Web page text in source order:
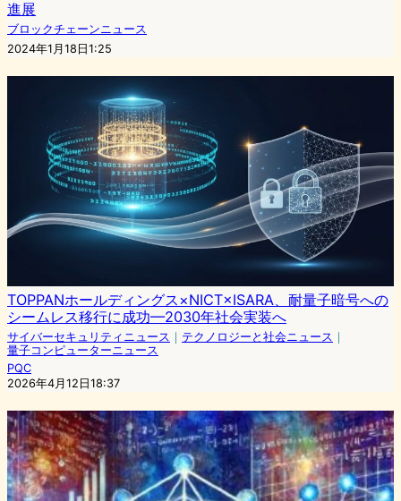
進展
ブロックチェーンニュース
2024年1月18日1:25
TOPPANホールディングス×NICT×ISARA、耐量子暗号への
シームレス移行に成功—2030年社会実装へ
サイバーセキュリティニュース ｜ テクノロジーと社会ニュース ｜
量子コンピューターニュース
PQC
2026年4月12日18:37